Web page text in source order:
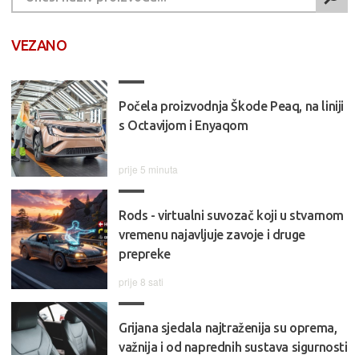
VEZANO
Počela proizvodnja Škode Peaq, na liniji
s Octavijom i Enyaqom
prije 5 minuta
Rods - virtualni suvozač koji u stvarnom
vremenu najavljuje zavoje i druge
prepreke
prije 8 sati
Grijana sjedala najtraženija su oprema,
važnija i od naprednih sustava sigurnosti